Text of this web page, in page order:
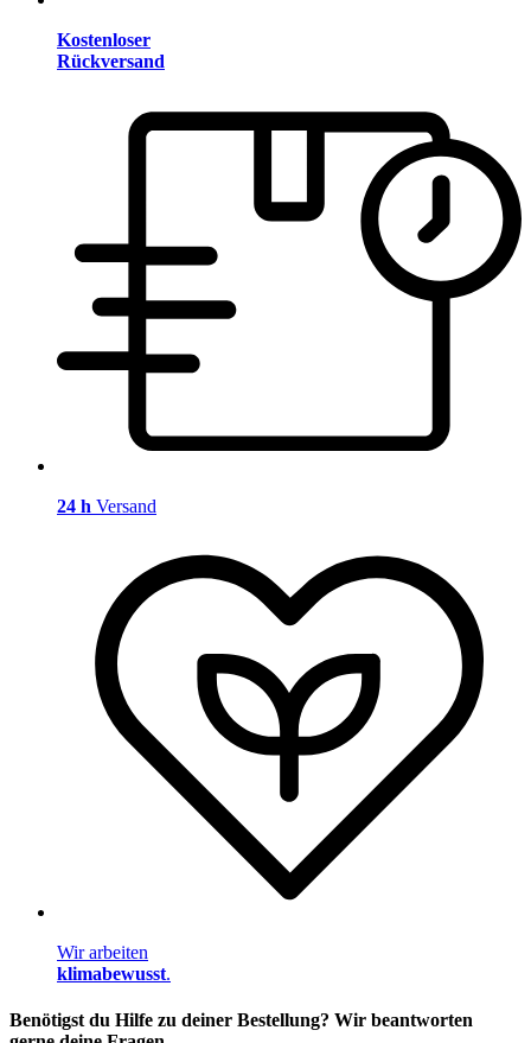
Kostenloser
Rückversand
24 h Versand
Wir arbeiten
klimabewusst.
Benötigst du Hilfe zu deiner Bestellung? Wir beantworten